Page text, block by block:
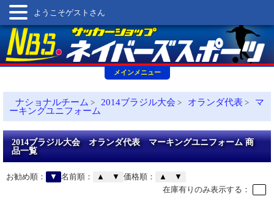
メインメニュー
ようこそゲストさん
ナショナルチーム > 2014ブラジル大会 > オランダ代表 >
マ
ーキングユニフォーム
2014ブラジル大会 オランダ代表 マーキングユニフォーム 商
品一覧
お勧め順： ▼ 名前順： ▲ ▼ 価格順： ▲
▼
在庫有りのみ表示する：